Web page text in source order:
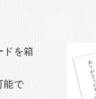
ドを箱
能で